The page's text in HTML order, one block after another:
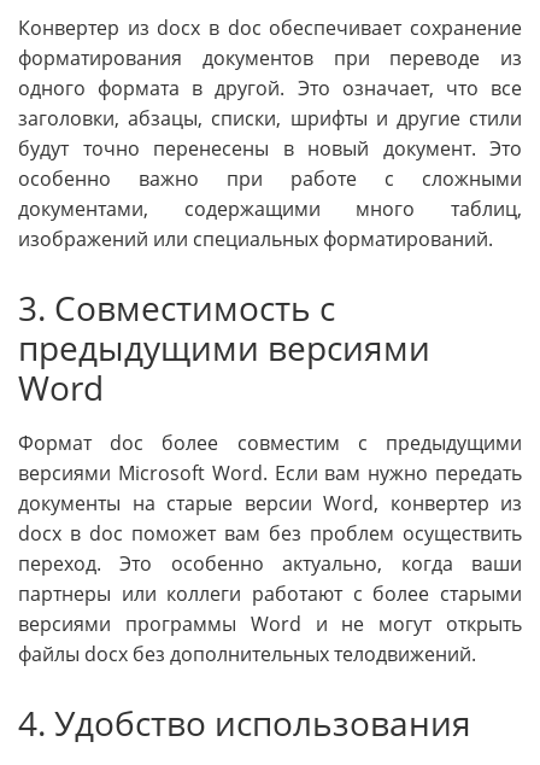
Конвертер из docx в doc обеспечивает сохранение
форматирования документов при переводе из
одного формата в другой. Это означает, что все
заголовки, абзацы, списки, шрифты и другие стили
будут точно перенесены в новый документ. Это
особенно важно при работе с сложными
документами, содержащими много таблиц,
изображений или специальных форматирований.
3. Совместимость с
предыдущими версиями
Word
Формат doc более совместим с предыдущими
версиями Microsoft Word. Если вам нужно передать
документы на старые версии Word, конвертер из
docx в doc поможет вам без проблем осуществить
переход. Это особенно актуально, когда ваши
партнеры или коллеги работают с более старыми
версиями программы Word и не могут открыть
файлы docx без дополнительных телодвижений.
4. Удобство использования